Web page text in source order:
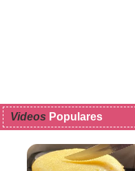
Videos Populares